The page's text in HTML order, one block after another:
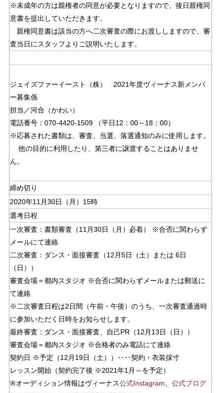
※未成年の方は親権者の同意が必要となりますので、後日親権同
意書を提出していただきます。
親権同意書は該当の方へ二次審査の際にお渡ししますので、審
査当日にスタッフよりご説明いたします。
ジェイズファーイースト（株） 2021年度ヴィーナス新メンバ
ー募集係
担当／河合（かわい）
電話番号：070-4420-1509 （平日12：00～18：00）
※応募された書類は、審査、当選、落選通知のみに使用します。
他の目的に利用したり、第三者に譲渡することはありませ
ん。
締め切り
2020年11月30日（月）15時
選考日程
一次審査：書類審査（11月30日（月）必着） ※合否に関わらず
メールにて連絡
二次審査：ダンス・面接審査（12月5日（土）または 6日
（日））
審査会場＝都内スタジオ ※合否に関わらずメールまたは郵送に
て連絡
※二次審査日程は2日間（午前・午後）のうち、一次審査通過時
に参加いただく日時をお知らせします。
最終審査：ダンス・面接審査、自己PR（12月13日（日））
審査会場＝都内スタジオ ※合格者のみ電話にて連絡
契約日 ※予定（12月19日（土））････契約・衣装採寸
レッスン開始（契約完了後 ※2021年1月～を予定）
※オーディション情報はヴィーナス公式Instagram、 公式ブログ